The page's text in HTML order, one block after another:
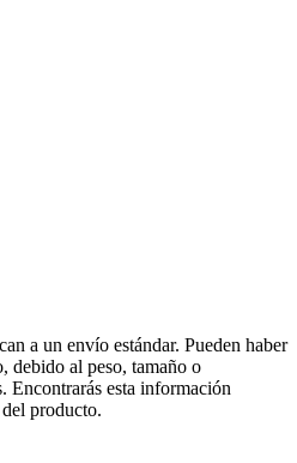
a un envío estándar. Pueden haber
debido al peso, tamaño o
Encontrarás esta información
producto.